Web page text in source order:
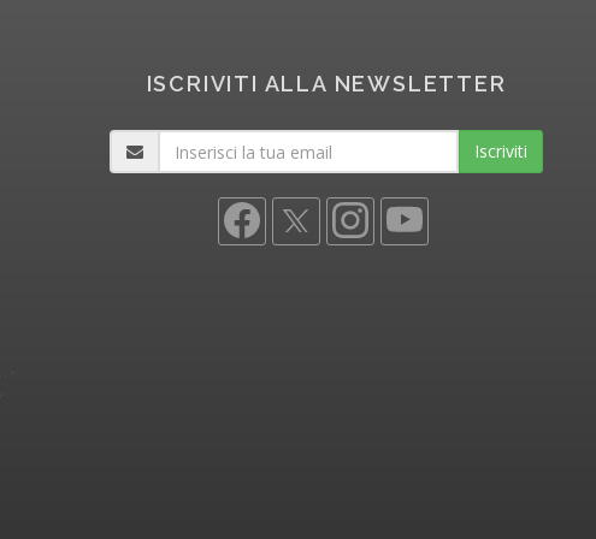
ISCRIVITI ALLA NEWSLETTER
Iscriviti